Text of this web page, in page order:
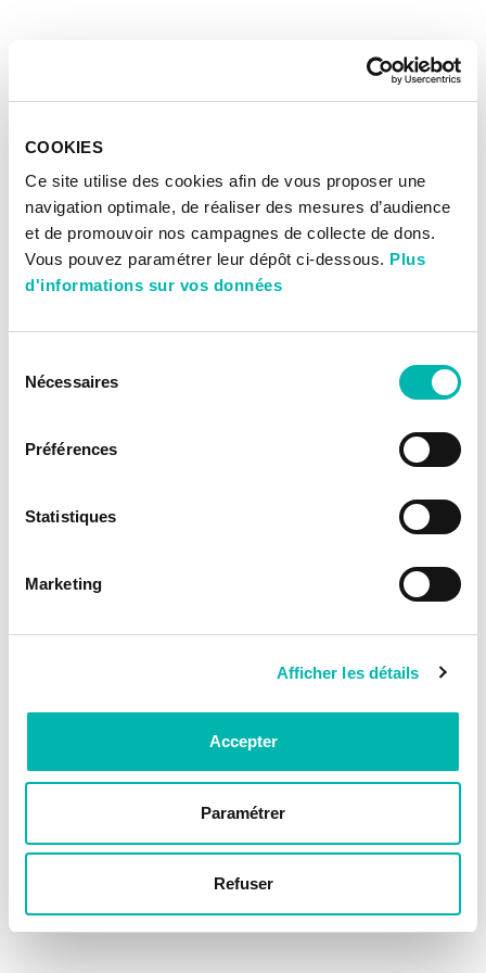
COOKIES
Ce site utilise des cookies afin de vous proposer une
navigation optimale, de réaliser des mesures d’audience
et de promouvoir nos campagnes de collecte de dons.
Vous pouvez paramétrer leur dépôt ci-dessous. Plus
d'informations sur vos données
Nécessaires
Préférences
Statistiques
Marketing
Afficher les détails
Accepter
Paramétrer
Refuser